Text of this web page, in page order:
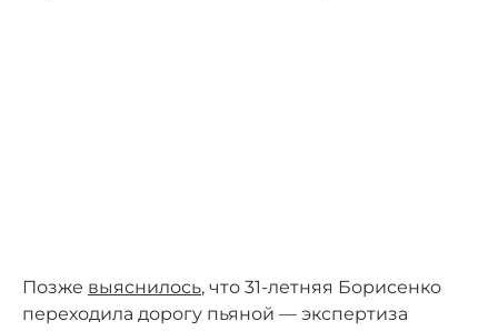
Позже выяснилось, что 31-летняя Борисенко
переходила дорогу пьяной — экспертиза